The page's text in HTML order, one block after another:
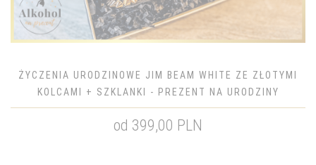
ŻYCZENIA URODZINOWE JIM BEAM WHITE ZE ZŁOTYMI
KOLCAMI + SZKLANKI - PREZENT NA URODZINY
od 399,00 PLN